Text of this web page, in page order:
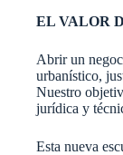
EL VALOR
Abrir un
urbanístico,
Nuestro
jurídica y
Esta nueva